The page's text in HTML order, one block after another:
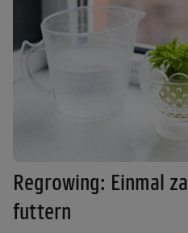
Regrowing: Einmal
futtern